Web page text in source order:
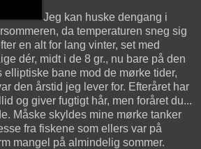
Jeg kan huske dengang i
da temperaturen sneg sig
en alt for lang vinter, set med
dér, midt i de 8 gr., nu bare på den
elliptiske bane mod de mørke tider,
den årstid jeg lever for. Efteråret har
og giver fugtigt hår, men foråret du...
Måske skyldes mine mørke tanker
fra fiskene som ellers var på
mangel på almindelig sommer.